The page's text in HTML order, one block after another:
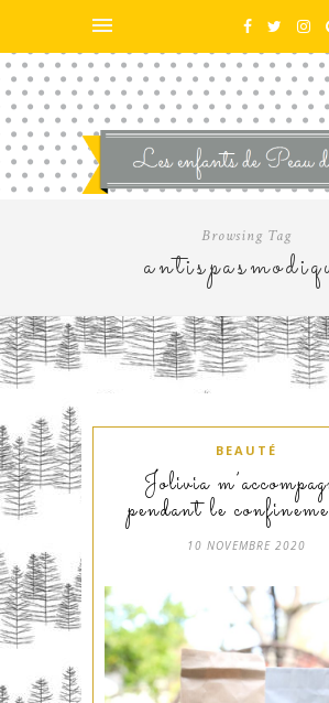
Browsing Tag
BEAUTÉ
Jolivia
pendant le
10 NOVEMBRE 2020